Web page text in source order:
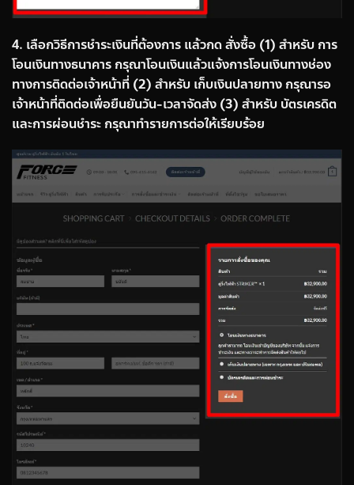
4. เลือกวิธีการชำระเงินที่ต้องการ แล้วกด สั่งซื้อ (1) สำหรับ การ
โอนเงินทางธนาคาร กรุณาโอนเงินแล้วแจ้งการโอนเงินทางช่อง
ทางการติดต่อเจ้าหน้าที่ (2) สำหรับ เก็บเงินปลายทาง กรุณารอ
เจ้าหน้าที่ติดต่อเพื่อยืนยันวัน-เวลาจัดส่ง (3) สำหรับ บัตรเครดิต
และการผ่อนชำระ กรุณาทำรายการต่อให้เรียบร้อย